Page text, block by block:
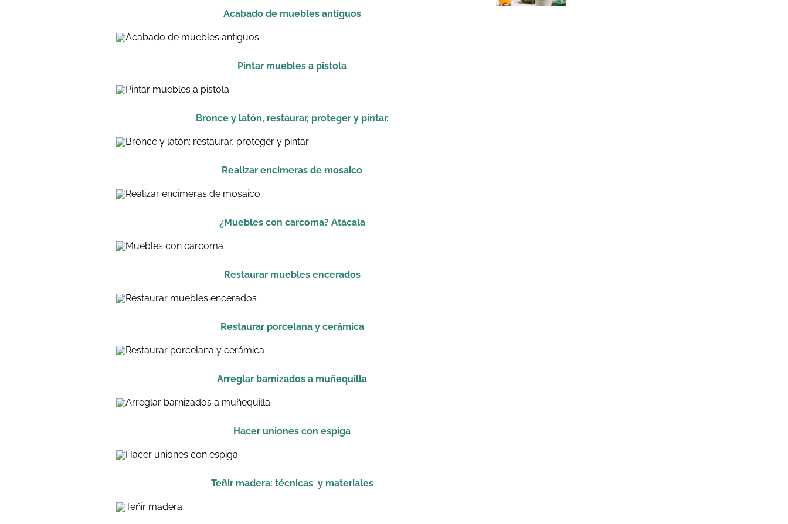
Acabado de muebles antiguos
Pintar muebles a pistola
Bronce y latón, restaurar, proteger y pintar.
Realizar encimeras de mosaico
¿Muebles con carcoma? Atácala
Restaurar muebles encerados
Restaurar porcelana y cerámica
Arreglar barnizados a muñequilla
Hacer uniones con espiga
Teñir madera: técnicas y materiales